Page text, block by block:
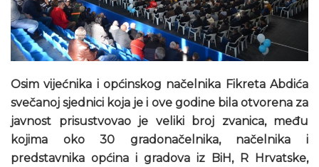
Osim vijećnika i općinskog načelnika Fikreta Abdića
svečanoj sjednici koja je i ove godine bila otvorena za
javnost prisustvovao je veliki broj zvanica, među
kojima oko 30 gradonačelnika, načelnika i
predstavnika općina i gradova iz BiH, R Hrvatske,